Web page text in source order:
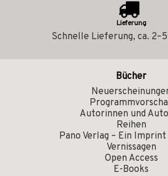
Lieferung
Schnelle Lieferung, ca.
Bücher
Autorinnen und
Reihen
Pano Verlag – Ein Imprint
Vernissagen
Open Access
E-Books